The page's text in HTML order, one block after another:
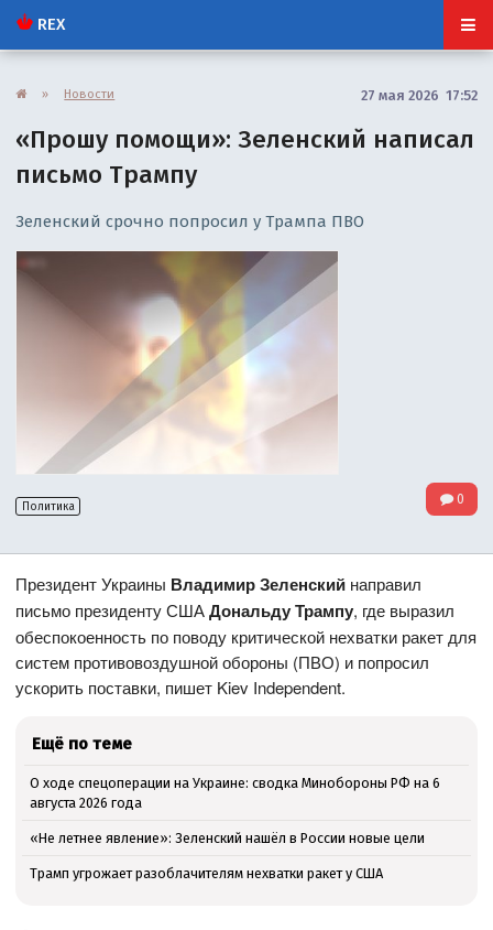
REX
» Новости 27 мая 2026 17:52
«Прошу помощи»: Зеленский написал
письмо Трампу
Зеленский срочно попросил у Трампа ПВО
Политика 0
Президент Украины Владимир Зеленский направил
письмо президенту СШАДональду Трампу, где выразил
обеспокоенность по поводу критической нехватки ракет для
систем противовоздушной обороны (ПВО) и попросил
ускорить поставки, пишет Kiev Independent.
Ещё по теме
О ходе спецоперации на Украине: сводка Минобороны РФ на 6
августа 2026 года
«Не летнее явление»: Зеленский нашёл в России новые цели
Трамп угрожает разоблачителям нехватки ракет у США